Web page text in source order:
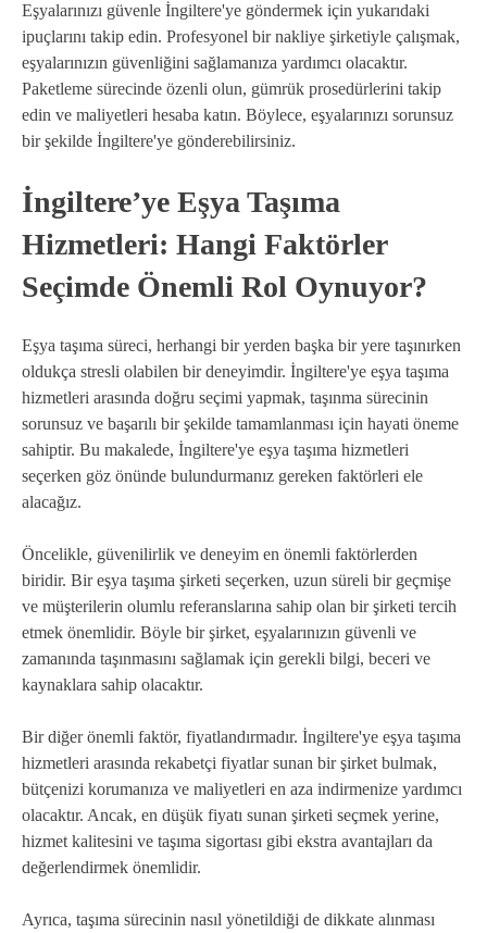
Eşyalarınızı güvenle İngiltere'ye göndermek için yukarıdaki
ipuçlarını takip edin. Profesyonel bir nakliye şirketiyle çalışmak,
eşyalarınızın güvenliğini sağlamanıza yardımcı olacaktır.
Paketleme sürecinde özenli olun, gümrük prosedürlerini takip
edin ve maliyetleri hesaba katın. Böylece, eşyalarınızı sorunsuz
bir şekilde İngiltere'ye gönderebilirsiniz.
İngiltere’ye Eşya Taşıma
Hizmetleri: Hangi Faktörler
Seçimde Önemli Rol Oynuyor?
Eşya taşıma süreci, herhangi bir yerden başka bir yere taşınırken
oldukça stresli olabilen bir deneyimdir. İngiltere'ye eşya taşıma
hizmetleri arasında doğru seçimi yapmak, taşınma sürecinin
sorunsuz ve başarılı bir şekilde tamamlanması için hayati öneme
sahiptir. Bu makalede, İngiltere'ye eşya taşıma hizmetleri
seçerken göz önünde bulundurmanız gereken faktörleri ele
alacağız.
Öncelikle, güvenilirlik ve deneyim en önemli faktörlerden
biridir. Bir eşya taşıma şirketi seçerken, uzun süreli bir geçmişe
ve müşterilerin olumlu referanslarına sahip olan bir şirketi tercih
etmek önemlidir. Böyle bir şirket, eşyalarınızın güvenli ve
zamanında taşınmasını sağlamak için gerekli bilgi, beceri ve
kaynaklara sahip olacaktır.
Bir diğer önemli faktör, fiyatlandırmadır. İngiltere'ye eşya taşıma
hizmetleri arasında rekabetçi fiyatlar sunan bir şirket bulmak,
bütçenizi korumanıza ve maliyetleri en aza indirmenize yardımcı
olacaktır. Ancak, en düşük fiyatı sunan şirketi seçmek yerine,
hizmet kalitesini ve taşıma sigortası gibi ekstra avantajları da
değerlendirmek önemlidir.
Ayrıca, taşıma sürecinin nasıl yönetildiği de dikkate alınması